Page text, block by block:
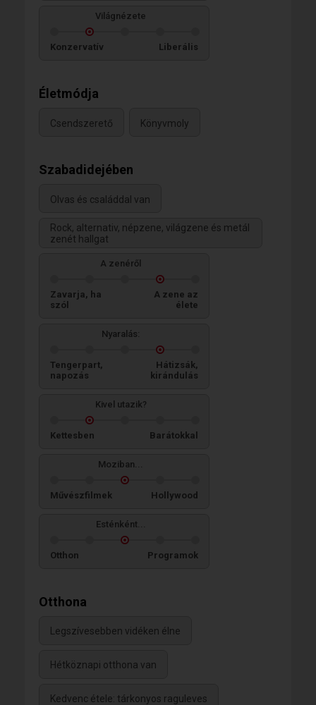
Világnézete
Konzervatív Liberális
Életmódja
Csendszerető Könyvmoly
Szabadidejében
Olvas és családdal van
Rock, alternativ, népzene, világzene és metál
zenét hallgat
A zenéről
Zavarja, ha
szól
A zene az
élete
Nyaralás:
Tengerpart,
napozás
Hátizsák,
kirándulás
Kivel utazik?
Kettesben Barátokkal
Moziban...
Művészfilmek Hollywood
Esténként...
Otthon Programok
Otthona
Legszívesebben vidéken élne
Hétköznapi otthona van
Kedvenc étele: tárkonyos raguleves